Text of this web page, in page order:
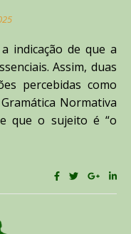
Assim, duas
percebidas como
Normativa
que o sujeito é “o